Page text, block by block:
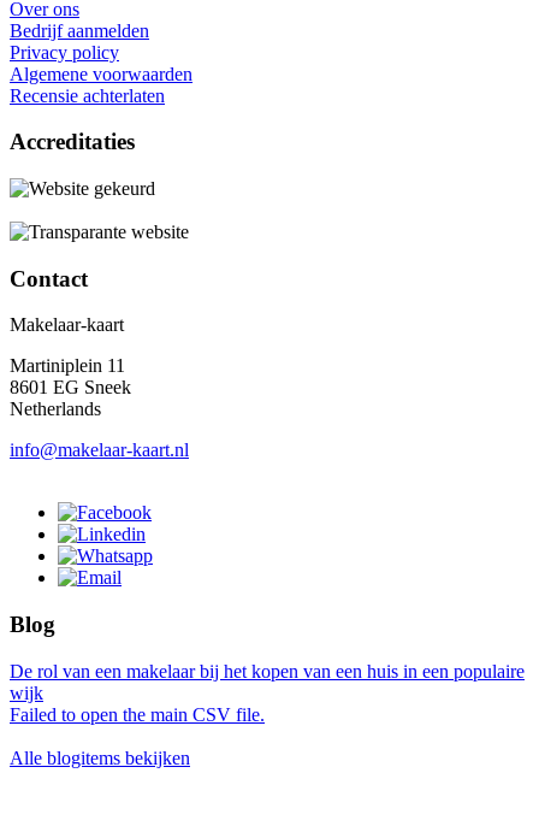
Over ons
Bedrijf aanmelden
Privacy policy
Algemene voorwaarden
Recensie achterlaten
Accreditaties
Contact
Makelaar-kaart
Martiniplein 11
8601 EG Sneek
Netherlands
info@makelaar-kaart.nl
Blog
De rol van een makelaar bij het kopen van een huis in een populaire
wijk
Failed to open the main CSV file.
Alle blogitems bekijken